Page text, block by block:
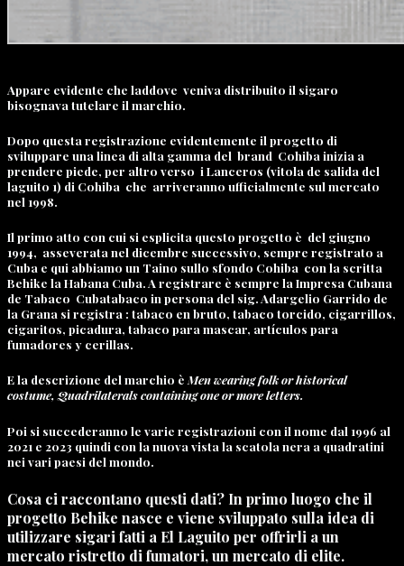
Appare evidente che laddove veniva distribuito il sigaro
bisognava tutelare il marchio.
Dopo questa registrazione evidentemente il progetto di
sviluppare una linea di alta gamma del brand Cohiba inizia a
prendere piede, per altro verso i Lanceros (vitola de salida del
laguito 1) di Cohiba che arriveranno ufficialmente sul mercato
nel 1998.
Il primo atto con cui si esplicita questo progetto è del giugno
1994, asseverata nel dicembre successivo, sempre registrato a
Cuba e qui abbiamo un Taino sullo sfondo Cohiba con la scritta
Behike la Habana Cuba. A registrare è sempre la Impresa Cubana
de Tabaco Cubatabaco in persona del sig. Adargelio Garrido de
la Grana si registra : tabaco en bruto, tabaco torcido, cigarrillos,
cigaritos, picadura, tabaco para mascar, artículos para
fumadores y cerillas.
E la descrizione del marchio èMen wearing folk or historical
costume, Quadrilaterals containing one or more letters.
Poi si succederanno le varie registrazioni con il nome dal 1996 al
2021 e 2023 quindi con la nuova vista la scatola nera a quadratini
nei vari paesi del mondo.
Cosa ci raccontano questi dati? In primo luogo che il
progetto Behike nasce e viene sviluppato sulla idea di
utilizzare sigari fatti a El Laguito per offrirli a un
mercato ristretto di fumatori, un mercato di elite.